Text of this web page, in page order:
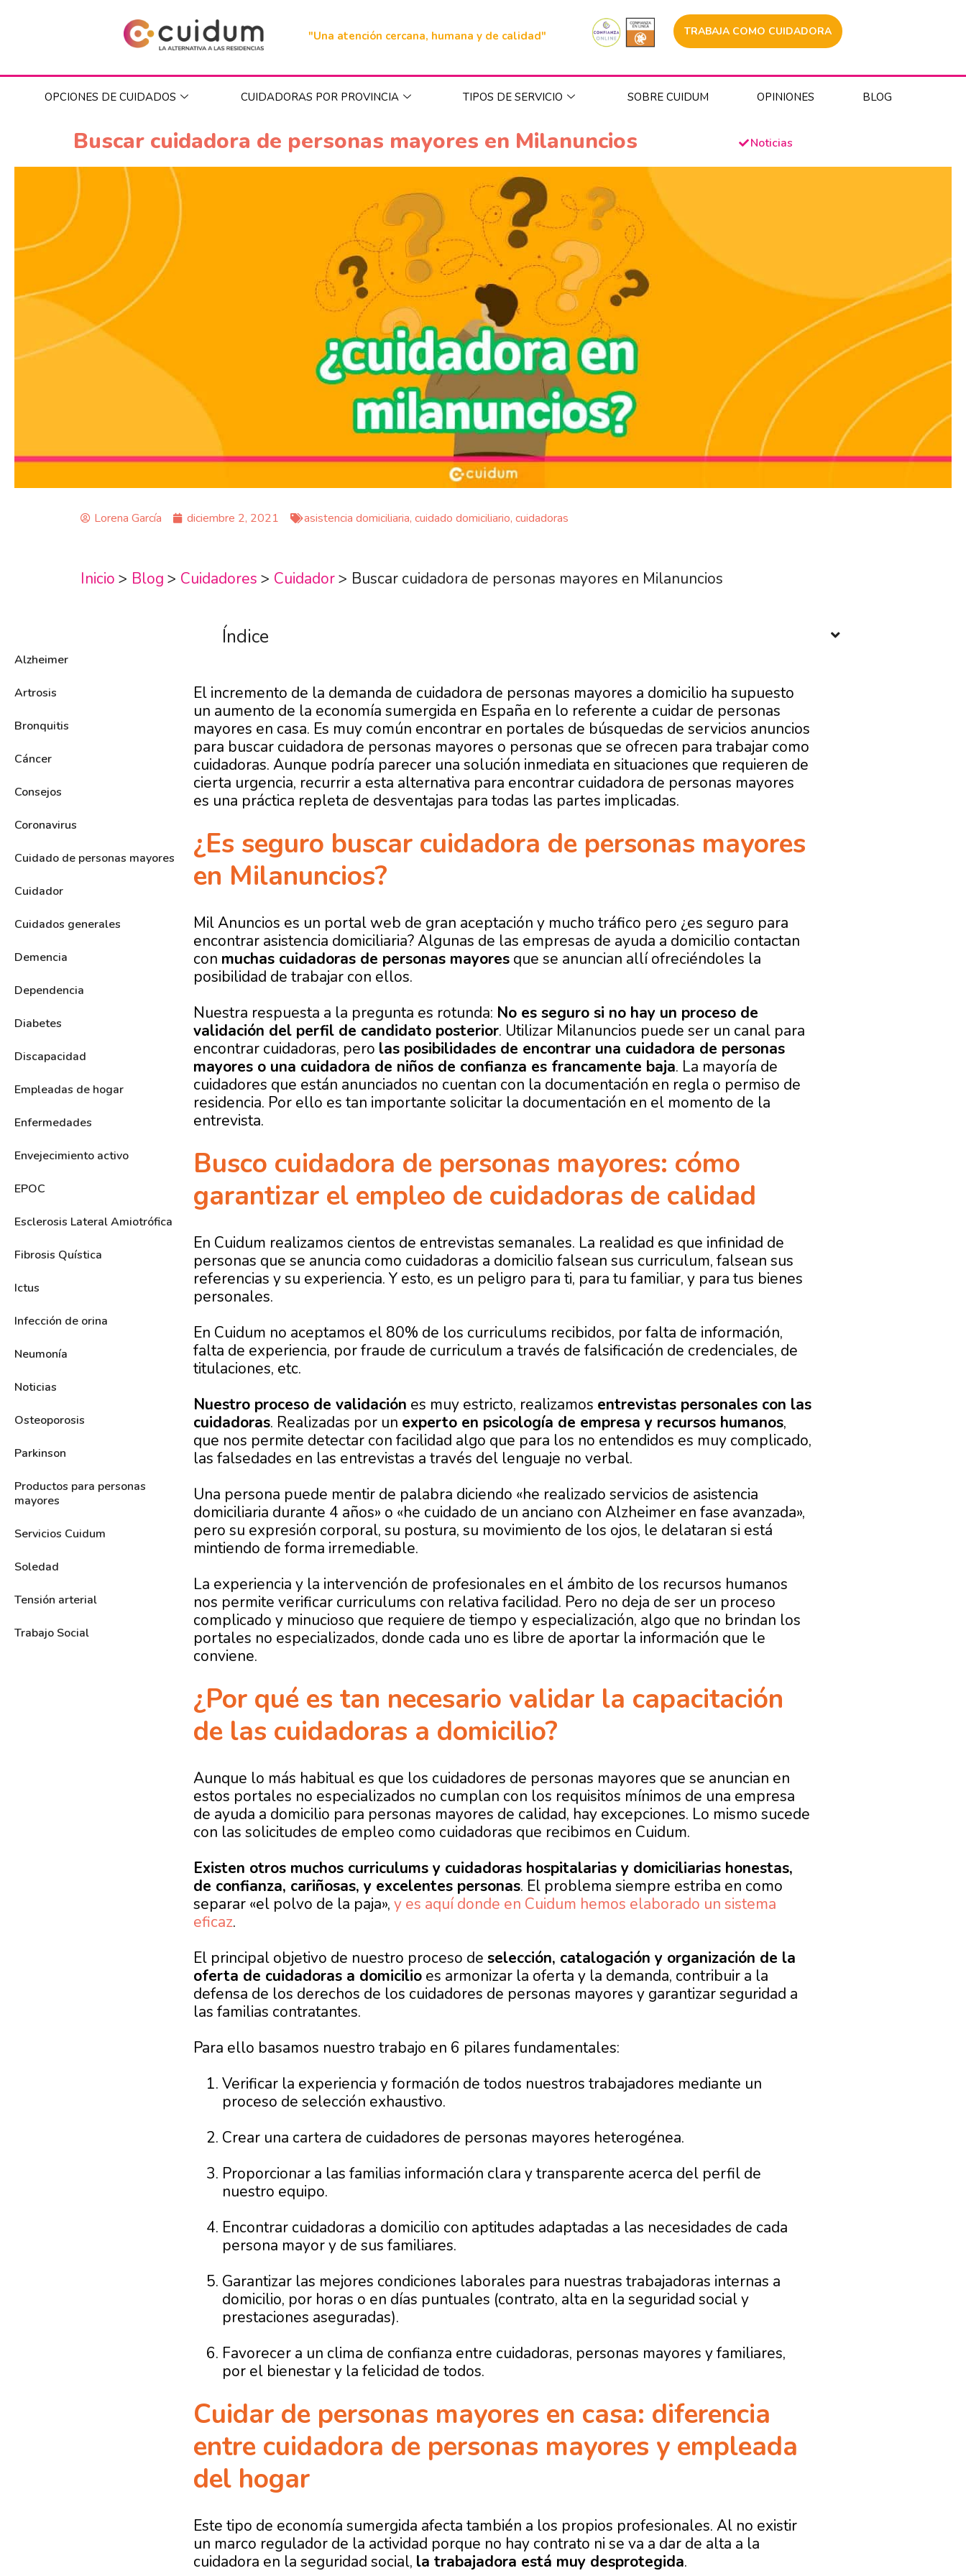
"Una atención cercana, humana y de calidad" TRABAJA COMO CUIDADORA
OPCIONES DE CUIDADOS CUIDADORAS POR PROVINCIA TIPOS DE SERVICIO SOBRE CUIDUM OPINIONES BLOG
Buscar cuidadora de personas mayores en Milanuncios Noticias
Lorena García diciembre 2, 2021 asistencia domiciliaria, cuidado domiciliario, cuidadoras
Inicio > Blog > Cuidadores > Cuidador> Buscar cuidadora de personas mayores en Milanuncios
Alzheimer
Artrosis
Bronquitis
Cáncer
Consejos
Coronavirus
Cuidado de personas mayores
Cuidador
Cuidados generales
Demencia
Dependencia
Diabetes
Discapacidad
Empleadas de hogar
Enfermedades
Envejecimiento activo
EPOC
Esclerosis Lateral Amiotrófica
Fibrosis Quística
Ictus
Infección de orina
Neumonía
Noticias
Osteoporosis
Parkinson
Productos para personas
mayores
Servicios Cuidum
Soledad
Tensión arterial
Trabajo Social
Índice
El incremento de la demanda de cuidadora de personas mayores a domicilio ha supuesto
un aumento de la economía sumergida en España en lo referente a cuidar de personas
mayores en casa. Es muy común encontrar en portales de búsquedas de servicios anuncios
para buscar cuidadora de personas mayores o personas que se ofrecen para trabajar como
cuidadoras. Aunque podría parecer una solución inmediata en situaciones que requieren de
cierta urgencia, recurrir a esta alternativa para encontrar cuidadora de personas mayores
es una práctica repleta de desventajas para todas las partes implicadas.
¿Es seguro buscar cuidadora de personas mayores
en Milanuncios?
Mil Anuncios es un portal web de gran aceptación y mucho tráfico pero ¿es seguro para
encontrar asistencia domiciliaria? Algunas de las empresas de ayuda a domicilio contactan
con muchas cuidadoras de personas mayoresque se anuncian allí ofreciéndoles la
posibilidad de trabajar con ellos.
Nuestra respuesta a la pregunta es rotunda: No es seguro si no hay un proceso de
validación del perfil de candidato posterior. Utilizar Milanuncios puede ser un canal para
encontrar cuidadoras, pero las posibilidades de encontrar una cuidadora de personas
mayores o una cuidadora de niños de confianza es francamente baja. La mayoría de
cuidadores que están anunciados no cuentan con la documentación en regla o permiso de
residencia. Por ello es tan importante solicitar la documentación en el momento de la
entrevista.
Busco cuidadora de personas mayores: cómo
garantizar el empleo de cuidadoras de calidad
En Cuidum realizamos cientos de entrevistas semanales. La realidad es que infinidad de
personas que se anuncia como cuidadoras a domicilio falsean sus curriculum, falsean sus
referencias y su experiencia. Y esto, es un peligro para ti, para tu familiar, y para tus bienes
personales.
En Cuidum no aceptamos el 80% de los curriculums recibidos, por falta de información,
falta de experiencia, por fraude de curriculum a través de falsificación de credenciales, de
titulaciones, etc.
Nuestro proceso de validación es muy estricto, realizamos entrevistas personales con las
cuidadoras. Realizadas por un experto en psicología de empresa y recursos humanos,
que nos permite detectar con facilidad algo que para los no entendidos es muy complicado,
las falsedades en las entrevistas a través del lenguaje no verbal.
Una persona puede mentir de palabra diciendo «he realizado servicios de asistencia
domiciliaria durante 4 años» o «he cuidado de un anciano con Alzheimer en fase avanzada»,
pero su expresión corporal, su postura, su movimiento de los ojos, le delataran si está
mintiendo de forma irremediable.
La experiencia y la intervención de profesionales en el ámbito de los recursos humanos
nos permite verificar curriculums con relativa facilidad. Pero no deja de ser un proceso
complicado y minucioso que requiere de tiempo y especialización, algo que no brindan los
portales no especializados, donde cada uno es libre de aportar la información que le
conviene.
¿Por qué es tan necesario validar la capacitación
de las cuidadoras a domicilio?
Aunque lo más habitual es que los cuidadores de personas mayores que se anuncian en
estos portales no especializados no cumplan con los requisitos mínimos de una empresa
de ayuda a domicilio para personas mayores de calidad, hay excepciones. Lo mismo sucede
con las solicitudes de empleo como cuidadoras que recibimos en Cuidum.
Existen otros muchos curriculums y cuidadoras hospitalarias y domiciliarias honestas,
de confianza, cariñosas, y excelentes personas. El problema siempre estriba en como
separar «el polvo de la paja», y es aquí donde en Cuidum hemos elaborado un sistema
eficaz.
El principal objetivo de nuestro proceso de selección, catalogación y organización de la
oferta de cuidadoras a domicilioes armonizar la oferta y la demanda, contribuir a la
defensa de los derechos de los cuidadores de personas mayores y garantizar seguridad a
las familias contratantes.
Para ello basamos nuestro trabajo en 6 pilares fundamentales:
Verificar la experiencia y formación de todos nuestros trabajadores mediante un
proceso de selección exhaustivo.
Crear una cartera de cuidadores de personas mayores heterogénea.
Proporcionar a las familias información clara y transparente acerca del perfil de
nuestro equipo.
Encontrar cuidadoras a domicilio con aptitudes adaptadas a las necesidades de cada
persona mayor y de sus familiares.
Garantizar las mejores condiciones laborales para nuestras trabajadoras internas a
domicilio, por horas o en días puntuales (contrato, alta en la seguridad social y
prestaciones aseguradas).
Favorecer a un clima de confianza entre cuidadoras, personas mayores y familiares,
por el bienestar y la felicidad de todos.
Cuidar de personas mayores en casa: diferencia
entre cuidadora de personas mayores y empleada
del hogar
Este tipo de economía sumergida afecta también a los propios profesionales. Al no existir
un marco regulador de la actividad porque no hay contrato ni se va a dar de alta a la
cuidadora en la seguridad social, la trabajadora está muy desprotegida.